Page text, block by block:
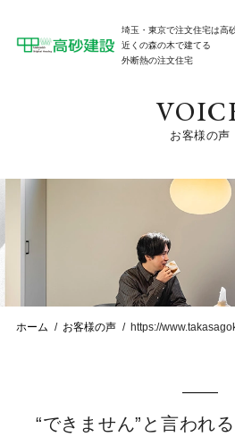
埼玉・東京で注文住宅は高
近くの森の木で建てる
外断熱の注文住宅
お客様の声
ホーム お客様の声 https://
“できません”と言われ